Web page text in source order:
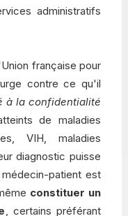
administratifs
française pour
contre ce qu'il
à la confidentialité
de maladies
VIH, maladies
diagnostic puisse
patient est
constituer un
, certains préférant